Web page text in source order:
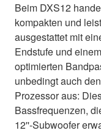
Beim DXS12
kompakten und
ausgestattet mit
Endstufe und
optimierten
unbedingt auch
Prozessor aus:
Bassfrequenzen,
12''-Subwoofer